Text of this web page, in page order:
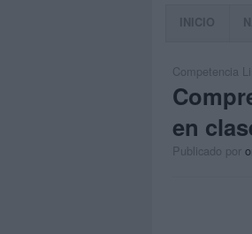
INICIO
Competencia
en
Publicado por